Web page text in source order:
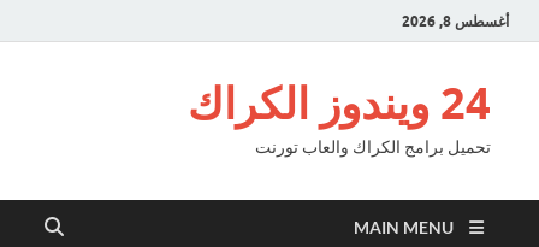
أغسطس 8, 2026
24 ويندوز الكراك
تحميل برامج الكراك والعاب تورنت
MAIN MENU